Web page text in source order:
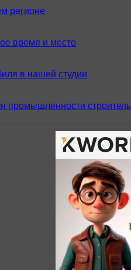
регионе
время и место
в нашей студии
промышленности